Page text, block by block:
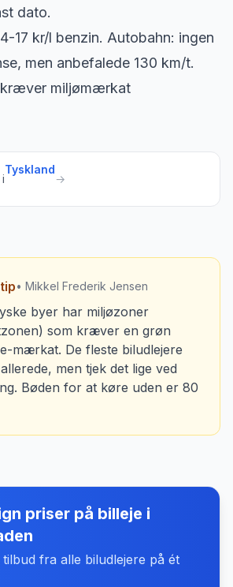
dato.
17 kr/l benzin. Autobahn: ingen
men anbefalede 130 km/t.
miljømærkat
Tyskland
→
• Mikkel Frederik Jensen
byer har miljøzoner
som kræver en grøn
mærkat. De fleste biludlejere
men tjek det lige ved
Bøden for at køre uden er 80
priser på billeje i
tilbud fra alle biludlejere på ét